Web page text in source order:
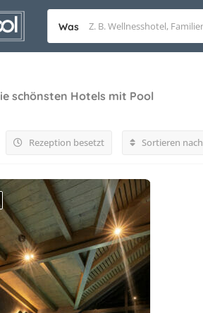
Was
schönsten Hotels mit Pool
Rezeption besetzt Sortieren nach